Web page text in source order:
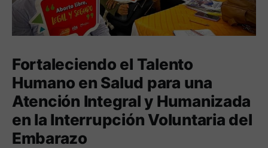
Fortaleciendo el Talento
Humano en Salud para una
Atención Integral y Humanizada
en la Interrupción Voluntaria del
Embarazo